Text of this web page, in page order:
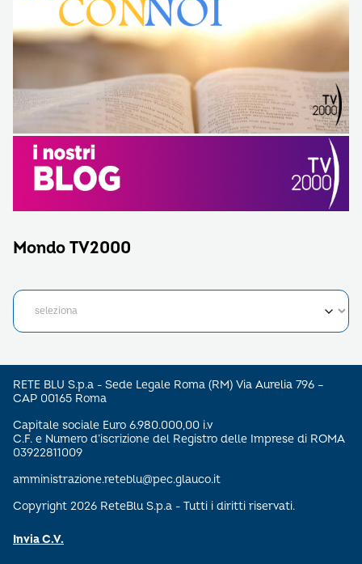
Mondo TV2000
RETE BLU S.p.a - Sede Legale Roma (RM) Via Aurelia 796 –
CAP 00165 Roma
Capitale sociale Euro 6.980.000,00 i.v
C.F. e Numero d’iscrizione del Registro delle Imprese di ROMA
03922811009
amministrazione.reteblu@pec.glauco.it
Copyright 2026 ReteBlu S.p.a - Tutti i diritti riservati.
Invia C.V.